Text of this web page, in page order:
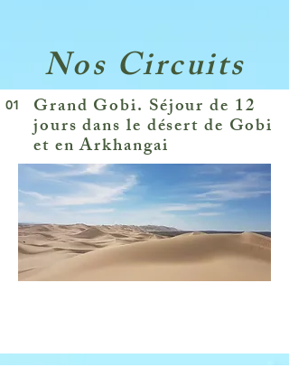
01 Grand Gobi. Séjour de 12
jours dans le désert de Gobi
et en Arkhangai
Nos Circuits